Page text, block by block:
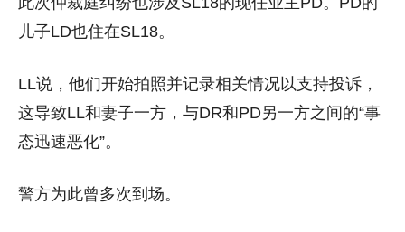
儿子LD也住在SL18。
LL说，他们开始拍照并记录相关情况以支持投诉，
这导致LL和妻子一方，与DR和PD另一方之间的“事
态迅速恶化”。
警方为此曾多次到场。